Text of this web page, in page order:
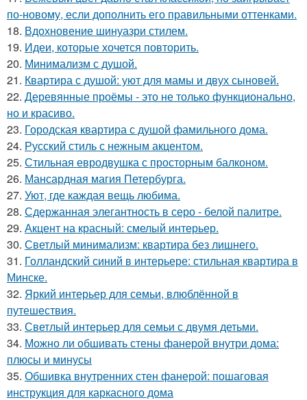
по-новому, если дополнить его правильными оттенками.
18. Вдохновение шинуазри стилем.
19. Идеи, которые хочется повторить.
20. Минимализм с душой.
21. Квартира с душой: уют для мамы и двух сыновей.
22. Деревянные проёмы - это не только функционально,
но и красиво.
23. Городская квартира с душой фамильного дома.
24. Русский стиль с нежным акцентом.
25. Стильная евродвушка с просторным балконом.
26. Мансардная магия Петербурга.
27. Уют, где каждая вещь любима.
28. Сдержанная элегантность в серо - белой палитре.
29. Акцент на красный: смелый интерьер.
30. Светлый минимализм: квартира без лишнего.
31. Голландский синий в интерьере: стильная квартира в
Минске.
32. Яркий интерьер для семьи, влюблённой в
путешествия.
33. Светлый интерьер для семьи с двумя детьми.
34. Можно ли обшивать стены фанерой внутри дома:
плюсы и минусы
35. Обшивка внутренних стен фанерой: пошаговая
инструкция для каркасного дома